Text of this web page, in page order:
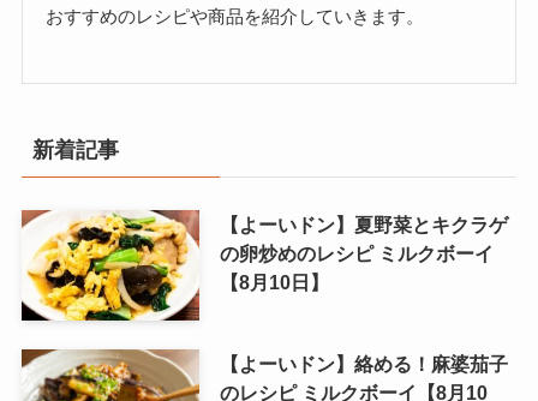
おすすめのレシピや商品を紹介していきます。
新着記事
【よーいドン】夏野菜とキクラゲ
の卵炒めのレシピ ミルクボーイ
【8月10日】
【よーいドン】絡める！麻婆茄子
のレシピ ミルクボーイ【8月10